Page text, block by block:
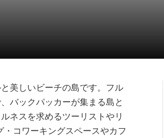
美しいビーチの島です。フル
バックパッカーが集まる島と
ネスを求めるツーリストやリ
コワーキングスペースやカフ